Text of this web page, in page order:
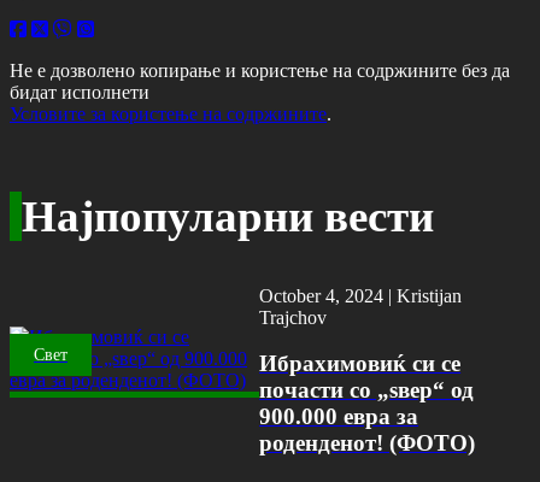
Не е дозволено копирање и користење на содржините без да
бидат исполнети
Условите за користење на содржините.
Најпопуларни вести
Свет
October 4, 2024 |Kristijan
Trajchov
Ибрахимовиќ си се
почасти со „ѕвер“ од
900.000 евра за
роденденот! (ФОТО)